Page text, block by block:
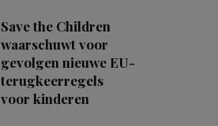
Save the Children
waarschuwt voor
gevolgen nieuwe EU-
terugkeerregels
voor kinderen